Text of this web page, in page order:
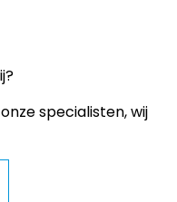
specialisten, wij